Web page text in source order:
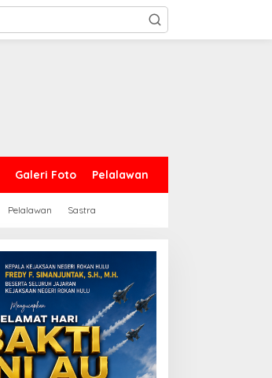
Galeri Foto Pelalawan
Pelalawan Sastra